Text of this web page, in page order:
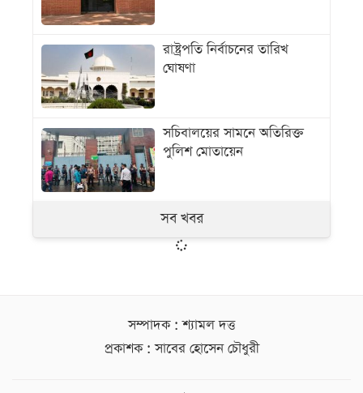
রাষ্ট্রপতি নির্বাচনের তারিখ
ঘোষণা
সচিবালয়ের সামনে অতিরিক্ত
পুলিশ মোতায়েন
সব খবর
সম্পাদক : শ্যামল দত্ত
প্রকাশক : সাবের হোসেন চৌধুরী